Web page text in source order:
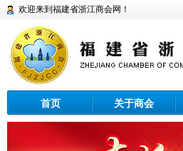
欢迎来到福建省浙江商会网！
首页 关于商会